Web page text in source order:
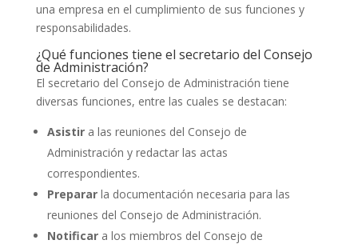
una empresa en el cumplimiento de sus funciones y
responsabilidades.
¿Qué funciones tiene el secretario del Consejo
de Administración?
El secretario del Consejo de Administración tiene
diversas funciones, entre las cuales se destacan:
Asistira las reuniones del Consejo de
Administración y redactar las actas
correspondientes.
Prepararla documentación necesaria para las
reuniones del Consejo de Administración.
Notificara los miembros del Consejo de